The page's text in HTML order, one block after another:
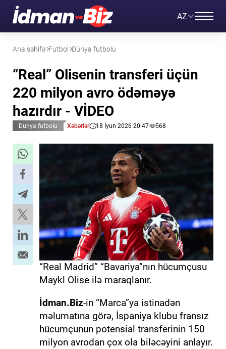
AZ
Ana səhifə Futbol Dünya futbolu
“Real” Olisenin transferi üçün
220 milyon avro ödəməyə
hazırdır - VİDEO
Dünya futbolu Xəbərlər 18 İyun 2026 20:47 568
“Real Madrid” “Bavariya”nın hücumçusu
Maykl Olise ilə maraqlanır.
İdman.Biz-in “Marca”ya istinadən
məlumatına görə, İspaniya klubu fransız
hücumçunun potensial transferinin 150
milyon avrodan çox ola biləcəyini anlayır.